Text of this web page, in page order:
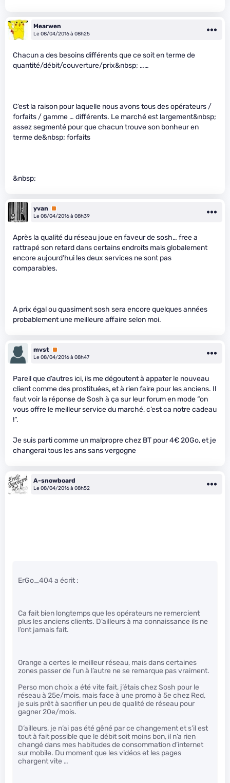
Mearwen
Le 08/04/2016 à 08h25
Chacun a des besoins différents que ce soit en terme de
quantité/débit/couverture/prix&nbsp; ……
C’est la raison pour laquelle nous avons tous des opérateurs /
forfaits / gamme … différents. Le marché est largement&nbsp;
assez segmenté pour que chacun trouve son bonheur en
terme de&nbsp; forfaits
&nbsp;
yvan
Premium
Le 08/04/2016 à 08h39
Après la qualité du réseau joue en faveur de sosh… free a
rattrapé son retard dans certains endroits mais globalement
encore aujourd’hui les deux services ne sont pas
comparables.
A prix égal ou quasiment sosh sera encore quelques années
probablement une meilleure affaire selon moi.
mvst Premium
Le 08/04/2016 à 08h47
Pareil que d’autres ici, ils me dégoutent à appater le nouveau
client comme des prostituées, et à rien faire pour les anciens. Il
faut voir la réponse de Sosh à ça sur leur forum en mode “on
vous offre le meilleur service du marché, c’est ca notre cadeau
!”.
Je suis parti comme un malpropre chez BT pour 4€ 20Go, et je
changerai tous les ans sans vergogne
A-snowboard
Le 08/04/2016 à 08h52
ErGo_404 a écrit :
Ca fait bien longtemps que les opérateurs ne remercient
plus les anciens clients. D’ailleurs à ma connaissance ils ne
l’ont jamais fait.
Orange a certes le meilleur réseau, mais dans certaines
zones passer de l’un à l’autre ne se remarque pas vraiment.
Perso mon choix a été vite fait, j’étais chez Sosh pour le
réseau à 25e/mois, mais face à une promo à 5e chez Red,
je suis prêt à sacrifier un peu de qualité de réseau pour
gagner 20e/mois.
D’ailleurs, je n’ai pas été gêné par ce changement et s’il est
tout à fait possible que le débit soit moins bon, il n’a rien
changé dans mes habitudes de consommation d’internet
sur mobile. Du moment que les vidéos et les pages
chargent vite …